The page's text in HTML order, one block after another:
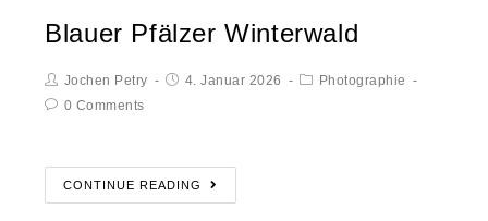
Blauer Pfälzer Winterwald
Jochen Petry 4. Januar 2026
Photographie
0 Comments
CONTINUE READING